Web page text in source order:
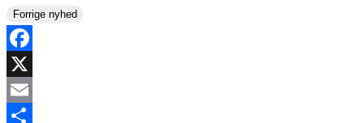
Forrige nyhed
Facebook
X
Email